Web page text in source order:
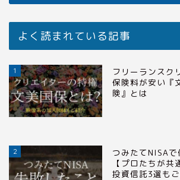
よく読まれている記事
1
フリーランスク
保険料が安い『
険』とは
2
つみたてNISA
【プロたちが共
投資信託3選もご